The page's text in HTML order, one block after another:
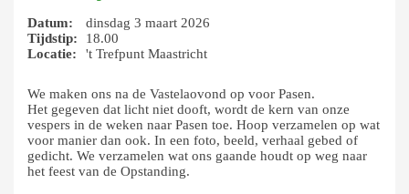
Datum:
dinsdag 3 maart 2026
Tijdstip:
18.00
Locatie:
't Trefpunt Maastricht
We maken ons na de Vastelaovond op voor Pasen.
Het gegeven dat licht niet dooft, wordt de kern van onze
vespers in de weken naar Pasen toe. Hoop verzamelen op wat
voor manier dan ook. In een foto, beeld, verhaal gebed of
gedicht. We verzamelen wat ons gaande houdt op weg naar
het feest van de Opstanding.